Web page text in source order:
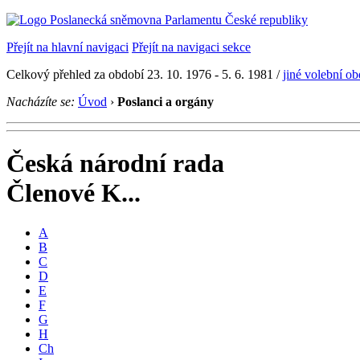
Přejít na hlavní navigaci Přejít na navigaci sekce
Celkový přehled za období 23. 10. 1976 - 5. 6. 1981 /jiné volební
Nacházíte se: Úvod › Poslanci a orgány
Česká národní rada
Členové K...
A
B
C
D
E
F
G
H
Ch